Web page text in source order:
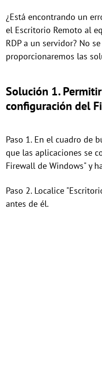
¿Está encontrando un
el Escritorio Remoto al
RDP a un servidor? No
proporcionaremos las
Solución 1.
configuración del
Paso 1. En el cuadro de
que las aplicaciones se
Firewall de Windows" y
Paso 2. Localice
antes de él.